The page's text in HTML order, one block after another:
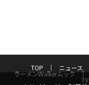
TOP ニュース
ラーメンWalkerムック
TV